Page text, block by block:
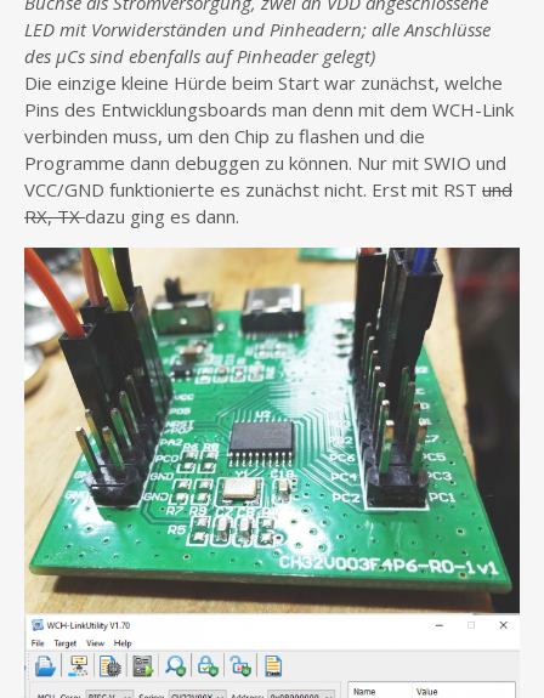
LED mit Vorwiderständen und Pinheadern; alle Anschlüsse
des µCs sind ebenfalls auf Pinheader gelegt)
Die einzige kleine Hürde beim Start war zunächst, welche
Pins des Entwicklungsboards man denn mit dem WCH-Link
verbinden muss, um den Chip zu flashen und die
Programme dann debuggen zu können. Nur mit SWIO und
VCC/GND funktionierte es zunächst nicht. Erst mit RST und
RX, TXdazu ging es dann.